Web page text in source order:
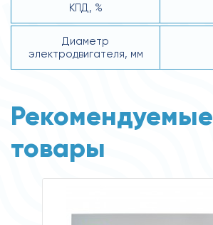
КПД, %
Диаметр
электродвигателя, мм
Рекомендуемые
товары